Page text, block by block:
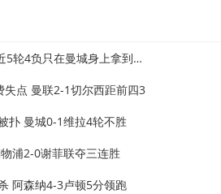
英超-热刺1-2遭西汉姆逆转 近5轮4负只在曼城身上拿到1分
点 曼联2-1切尔西距前四3
扑 曼城0-1维拉4轮不胜
浦2-0谢菲联夺三连胜
阿森纳4-3卢顿5分领跑